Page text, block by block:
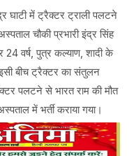
घाटी में ट्रैक्टर ट्राली पलटने
चौकी प्रभारी इंद्र सिंह
24 वर्ष, पुत्र कल्याण, शादी के
बीच ट्रैक्टर का संतुलन
पलटने से भारत राम की मौत
में भर्ती कराया गया।